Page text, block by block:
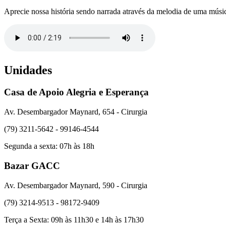
Aprecie nossa história sendo narrada através da melodia de uma
Unidades
Casa de Apoio Alegria e Esperança
Av. Desembargador Maynard, 654 - Cirurgia
(79) 3211-5642 - 99146-4544
Segunda a sexta: 07h às 18h
Bazar GACC
Av. Desembargador Maynard, 590 - Cirurgia
(79) 3214-9513 - 98172-9409
Terça a Sexta: 09h às 11h30 e 14h às 17h30